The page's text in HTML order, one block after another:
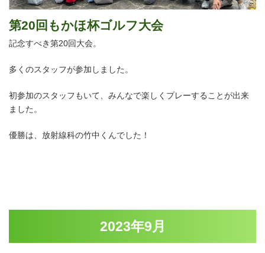
第20回もかほ杯ゴルフ大会
記念すべき第20回大会。
多くのスタッフが参加しました。
初参加のスタッフもいて、みんなで楽しくプレーすることが出来
ました。
優勝は、放射線科の竹中くんでした！
2023年9月